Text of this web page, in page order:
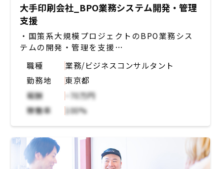
大手印刷会社_BPO業務システム開発・管理
支援
・国策系大規模プロジェクトのBPO業務シス
テムの開発・管理を支援
スト計画書の作成や実行、テスト結果の改善案
の協議・提案、バグや不具合の検出やドキュメ
ント化、プロジェクトの進捗管理、スケジュー
ル調整の業務
職種
業務/ビジネスコンサルタント
勤務地
東京都
報酬
~70万円
稼働率
100%